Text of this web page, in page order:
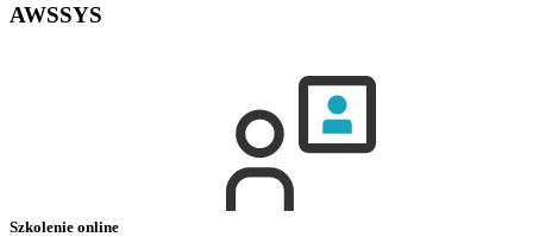
AWSSYS
Szkolenie online